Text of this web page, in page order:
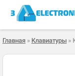
Главная » Клавиатуры »